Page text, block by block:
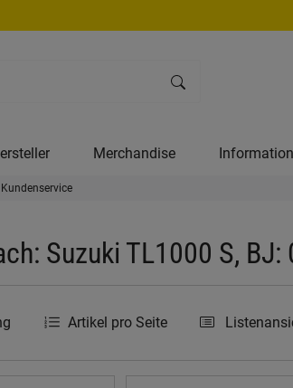
Merchandise
Suzuki TL1000 S,
Artikel pro Seite